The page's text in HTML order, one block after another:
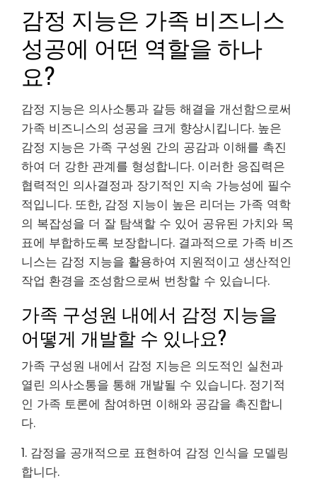
감정 지능은 가족 비즈니스
성공에 어떤 역할을 하나
요?
감정 지능은 의사소통과 갈등 해결을 개선함으로써
가족 비즈니스의 성공을 크게 향상시킵니다. 높은
감정 지능은 가족 구성원 간의 공감과 이해를 촉진
하여 더 강한 관계를 형성합니다. 이러한 응집력은
협력적인 의사결정과 장기적인 지속 가능성에 필수
적입니다. 또한, 감정 지능이 높은 리더는 가족 역학
의 복잡성을 더 잘 탐색할 수 있어 공유된 가치와 목
표에 부합하도록 보장합니다. 결과적으로 가족 비즈
니스는 감정 지능을 활용하여 지원적이고 생산적인
작업 환경을 조성함으로써 번창할 수 있습니다.
가족 구성원 내에서 감정 지능을
어떻게 개발할 수 있나요?
가족 구성원 내에서 감정 지능은 의도적인 실천과
열린 의사소통을 통해 개발될 수 있습니다. 정기적
인 가족 토론에 참여하면 이해와 공감을 촉진합니
다.
1. 감정을 공개적으로 표현하여 감정 인식을 모델링
합니다.